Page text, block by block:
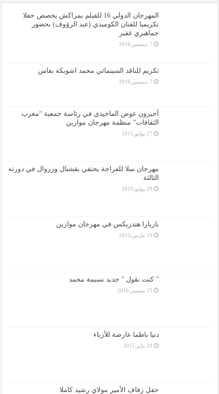
المهرجان الدولي 16 للفيلم بمراكش يخصص حفلا
تكريميا للفنان الكوميدي (عبد الرؤوف) بحضور
جماهيري غفير
7 ديسمبر,2016
تكريم للناقد السينمائي محمد اشويكة بفاس
7 ديسمبر,2016
أحيزون عوض الماجيدي في رئاسة جمعية “مغرب
الثقافات” منظمة مهرجان موازين
27 يوليو,2015
مهرجان سلا للفراجة يحتفي بقشبال وزروال في دورته
الثالثة
29 يوليو,2015
باربارا هندريكس في مهرجان موازين
16 مارس,2015
” كنت نقول ” جديد نسيمة محمد
15 سبتمبر,2016
دنيا باطما عارضة للأزياء
29 يناير,2015
حفل زفاف الأمير مولاي رشيد كاملا